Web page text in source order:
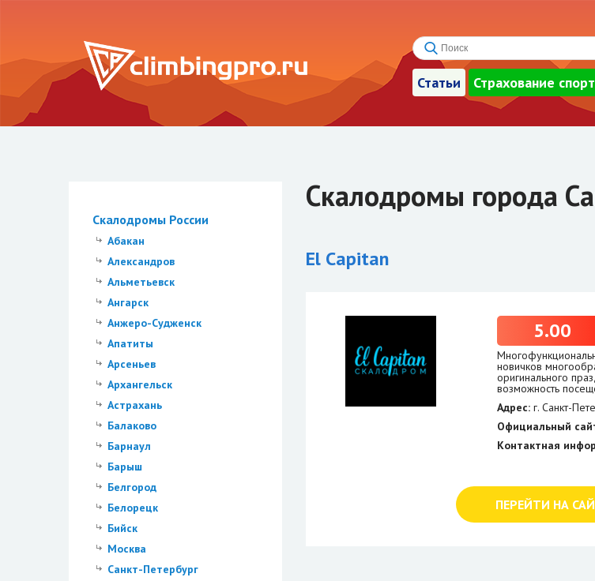
Статьи Страхование
Скалодромы России
Абакан
Александров
Альметьевск
Ангарск
Анжеро-Судженск
Апатиты
Арсеньев
Архангельск
Астрахань
Балаково
Барнаул
Барыш
Белгород
Белорецк
Бийск
Москва
Санкт-Петербург
Скалодромы города
El Capitan
5.00
новичков
оригинального
возможность
Адрес: г. Санкт-
Официальный
Контактная
ПЕРЕЙТИ НА